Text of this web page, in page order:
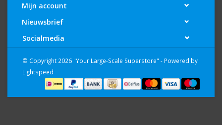
Mijn account
Nieuwsbrief
Socialmedia
© Copyright 2026 "Your Large-Scale Superstore" - Powered by
Lightspeed